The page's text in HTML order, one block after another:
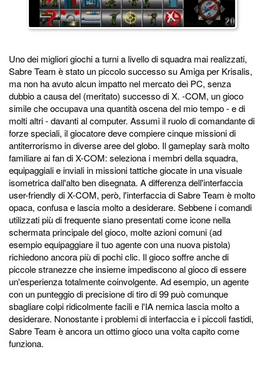
Uno dei migliori giochi a turni a livello di squadra mai realizzati,
Sabre Team è stato un piccolo successo su Amiga per Krisalis,
ma non ha avuto alcun impatto nel mercato dei PC, senza
dubbio a causa del (meritato) successo di X. -COM, un gioco
simile che occupava una quantità oscena del mio tempo - e di
molti altri - davanti al computer. Assumi il ruolo di comandante di
forze speciali, il giocatore deve compiere cinque missioni di
antiterrorismo in diverse aree del globo. Il gameplay sarà molto
familiare ai fan di X-COM: seleziona i membri della squadra,
equipaggiali e inviali in missioni tattiche giocate in una visuale
isometrica dall'alto ben disegnata. A differenza dell'interfaccia
user-friendly di X-COM, però, l'interfaccia di Sabre Team è molto
opaca, confusa e lascia molto a desiderare. Sebbene i comandi
utilizzati più di frequente siano presentati come icone nella
schermata principale del gioco, molte azioni comuni (ad
esempio equipaggiare il tuo agente con una nuova pistola)
richiedono ancora più di pochi clic. Il gioco soffre anche di
piccole stranezze che insieme impediscono al gioco di essere
un'esperienza totalmente coinvolgente. Ad esempio, un agente
con un punteggio di precisione di tiro di 99 può comunque
sbagliare colpi ridicolmente facili e l'IA nemica lascia molto a
desiderare. Nonostante i problemi di interfaccia e i piccoli fastidi,
Sabre Team è ancora un ottimo gioco una volta capito come
funziona.